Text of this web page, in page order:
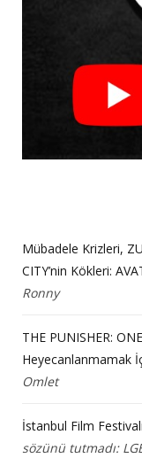
Mübadele Krizleri,
CITY’nin Kökleri:
Ronny
THE PUNISHER:
Heyecanlanmamak
Omlet
İstanbul Film
sözünü tutmadı: